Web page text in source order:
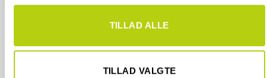
annonceringspartnere og analysepartnere. Vores partnere
givet dem, eller som de har indsamlet fra din brug af deres
TILLAD ALLE
TILLAD VALGTE
FARVER I SAMME FLISESERIE